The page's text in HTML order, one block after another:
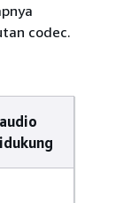
codec.